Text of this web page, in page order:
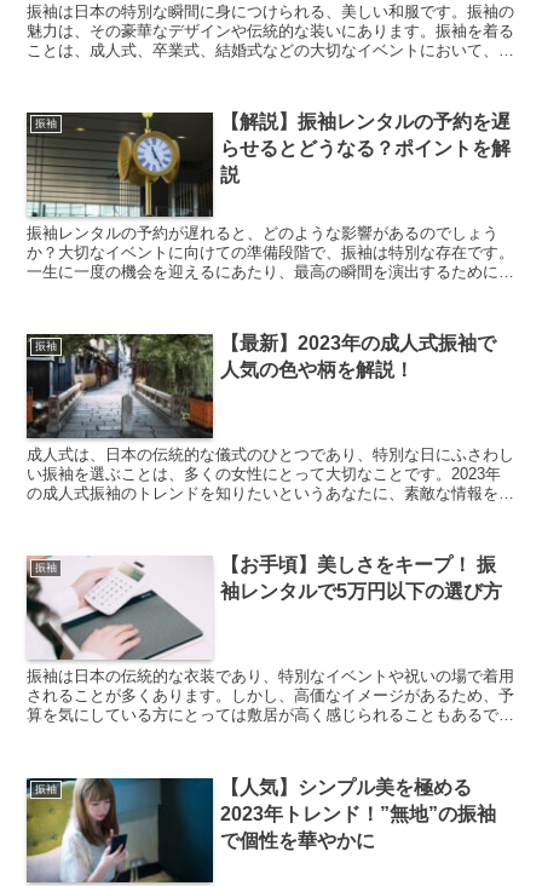
振袖は日本の特別な瞬間に身につけられる、美しい和服です。振袖の
魅力は、その豪華なデザインや伝統的な装いにあります。振袖を着る
ことは、成人式、卒業式、結婚式などの大切なイベントにおいて、特
振袖
【解説】振袖レンタルの予約を遅
らせるとどうなる？ポイントを解
説
振袖レンタルの予約が遅れると、どのような影響があるのでしょう
か？大切なイベントに向けての準備段階で、振袖は特別な存在です。
一生に一度の機会を迎えるにあたり、最高の瞬間を演出するために
振袖
【最新】2023年の成人式振袖で
人気の色や柄を解説！
成人式は、日本の伝統的な儀式のひとつであり、特別な日にふさわし
い振袖を選ぶことは、多くの女性にとって大切なことです。2023年
の成人式振袖のトレンドを知りたいというあなたに、素敵な情報をお
振袖
【お手頃】美しさをキープ！ 振
袖レンタルで5万円以下の選び方
振袖は日本の伝統的な衣装であり、特別なイベントや祝いの場で着用
されることが多くあります。しかし、高価なイメージがあるため、予
算を気にしている方にとっては敷居が高く感じられることもあるでし
振袖
【人気】シンプル美を極める
2023年トレンド！”無地”の振袖
で個性を華やかに